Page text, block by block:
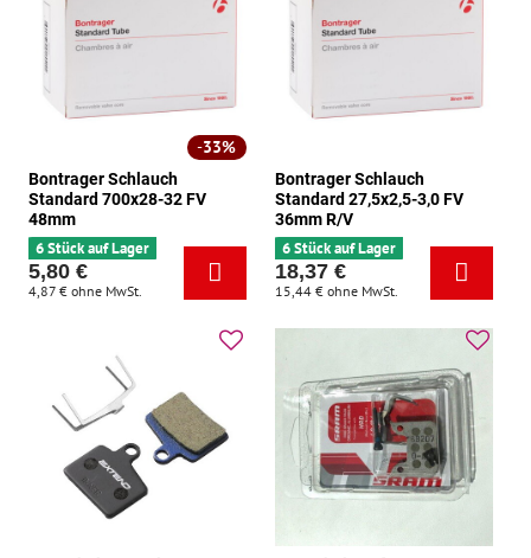
33%
Bontrager Schlauch
Standard 700x28-32 FV
48mm
6 Stück auf Lager
5,80 €
4,87 € ohne MwSt.
Bontrager Schlauch
Standard 27,5x2,5-3,0 FV
36mm R/V
6 Stück auf Lager
18,37 €
15,44 € ohne MwSt.